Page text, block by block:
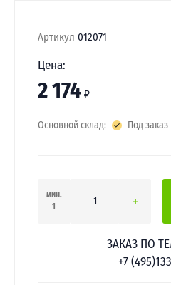
Артикул 012071
Цена:
2 174 ₽
Основной склад: Под заказ
мин.
1
ЗАКАЗ ПО
+7